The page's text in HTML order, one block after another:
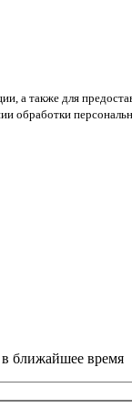
также для
обработки
ближайшее время